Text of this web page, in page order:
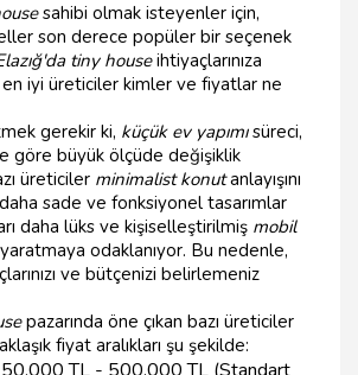
sahibi olmak isteyenler için,
son derece popüler bir seçenek
tiny houseihtiyaçlarınıza
iyi üreticiler kimler ve fiyatlar ne
gerekir ki, küçük ev yapımısüreci,
göre büyük ölçüde değişiklik
üreticiler minimalist konutanlayışını
sade ve fonksiyonel tasarımlar
daha lüks ve kişiselleştirilmiş mobil
odaklanıyor. Bu nedenle,
ve bütçenizi belirlemeniz
pazarında öne çıkan bazı üreticiler
fiyat aralıkları şu şekilde: